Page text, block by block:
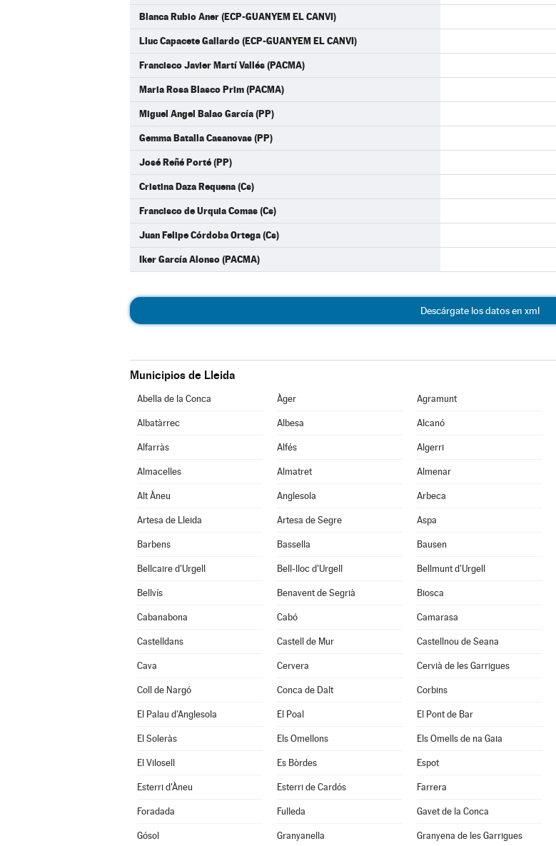
Blanca Rubio Aner (ECP-GUANYEM EL CANVI)
Lluc Capacete Gallardo (ECP-GUANYEM EL CANVI)
Francisco Javier Martí Vallés (PACMA)
Maria Rosa Blasco Prim (PACMA)
Miguel Angel Balao García (PP)
Gemma Batalla Casanovas (PP)
José Reñé Porté (PP)
Cristina Daza Requena (Cs)
Francisco de Urquia Comas (Cs)
Juan Felipe Córdoba Ortega (Cs)
Iker García Alonso (PACMA)
Descárgate los datos en xml
Municipios de Lleida
Abella de la Conca Àger Agramunt
Albatàrrec Albesa Alcanó
Alfarràs Alfés Algerri
Almacelles Almatret Almenar
Alt Àneu Anglesola Arbeca
Artesa de Lleida Artesa de Segre Aspa
Barbens Bassella Bausen
Bellcaire d'Urgell Bell-lloc d'Urgell Bellmunt d'Urgell
Bellvís Benavent de Segrià Biosca
Cabanabona Cabó Camarasa
Castelldans Castell de Mur Castellnou de Seana
Cava Cervera Cervià de les Garrigues
Coll de Nargó Conca de Dalt Corbins
El Palau d'Anglesola El Poal El Pont de Bar
El Soleràs Els Omellons Els Omells de na Gaia
El Vilosell Es Bòrdes Espot
Esterri d'Àneu Esterri de Cardós Farrera
Foradada Fulleda Gavet de la Conca
Gósol Granyanella Granyena de les Garrigues